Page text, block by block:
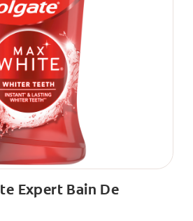
Expert Bain De